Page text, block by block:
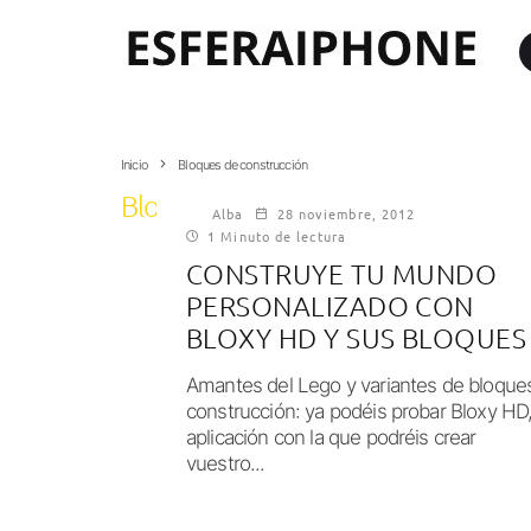
Inicio Bloques de construcción
Bloques de construcción
Alba
28 noviembre, 2012
1 Minuto de lectura
CONSTRUYE TU MUNDO
PERSONALIZADO CON
BLOXY HD Y SUS BLOQUES
Amantes del Lego y variantes de
construcción: ya podéis probar Bloxy HD,
aplicación con la que podréis crear
vuestro...